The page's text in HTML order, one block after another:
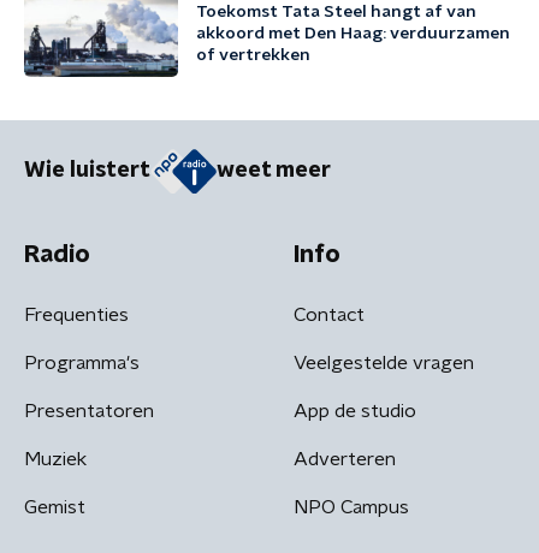
Toekomst Tata Steel hangt af van
akkoord met Den Haag: verduurzamen
of vertrekken
Wie luistert weet meer
Radio
Frequenties
Programma's
Presentatoren
Muziek
Gemist
Info
Contact
Veelgestelde vragen
App de studio
Adverteren
NPO Campus